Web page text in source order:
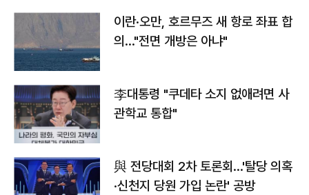
이란·오만, 호르무즈 새 항로 좌표 합
의…"전면 개방은 아냐"
李대통령 "쿠데타 소지 없애려면 사
관학교 통합"
與 전당대회 2차 토론회…'탈당 의혹
·신천지 당원 가입 논란' 공방